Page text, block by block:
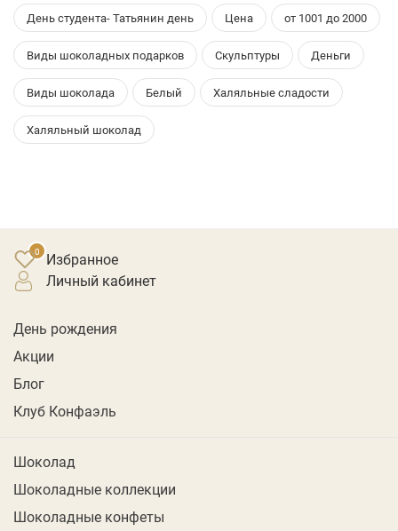
День студента- Татьянин день Цена от 1001 до 2000
Виды шоколадных подарков Скульптуры Деньги
Виды шоколада Белый Халяльные сладости
Халяльный шоколад
Избранное
личный кабинет
День рождения
Акции
Блог
Клуб Конфаэль
Шоколад
Шоколадные коллекции
Шоколадные конфеты